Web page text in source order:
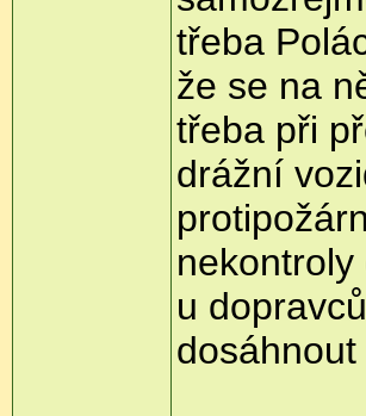
třeba
že se na
třeba při
drážní
u